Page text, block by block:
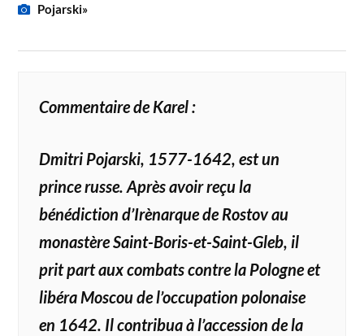
Pojarski»
Commentaire de Karel :
Dmitri Pojarski, 1577-1642, est un
prince russe. Après avoir reçu la
bénédiction d’Irènarque de Rostov au
monastère Saint-Boris-et-Saint-Gleb, il
prit part aux combats contre la Pologne et
libéra Moscou de l’occupation polonaise
en 1642. Il contribua à l’accession de la